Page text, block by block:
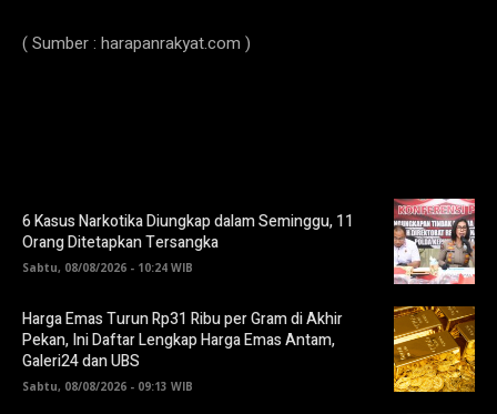
( Sumber : harapanrakyat.com )
6 Kasus Narkotika Diungkap dalam Seminggu, 11
Orang Ditetapkan Tersangka
Sabtu, 08/08/2026 - 10:24 WIB
Harga Emas Turun Rp31 Ribu per Gram di Akhir
Pekan, Ini Daftar Lengkap Harga Emas Antam,
Galeri24 dan UBS
Sabtu, 08/08/2026 - 09:13 WIB